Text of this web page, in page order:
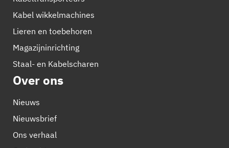
Kabel wikkelmachines
Lieren en toebehoren
Magazijninrichting
Staal- en Kabelscharen
Over ons
Nieuws
Nieuwsbrief
Ons verhaal